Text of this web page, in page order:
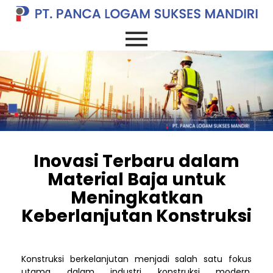
Inovasi Terbaru dalam
Material Baja untuk
Meningkatkan
Keberlanjutan Konstruksi
Konstruksi berkelanjutan menjadi salah satu fokus